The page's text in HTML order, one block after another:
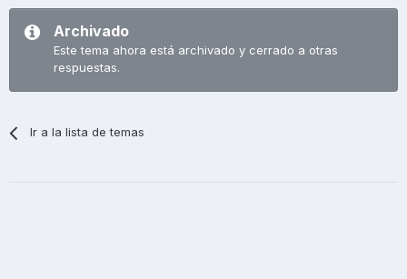
Archivado
Este tema ahora está archivado y cerrado a otras
respuestas.
Ir a la lista de temas